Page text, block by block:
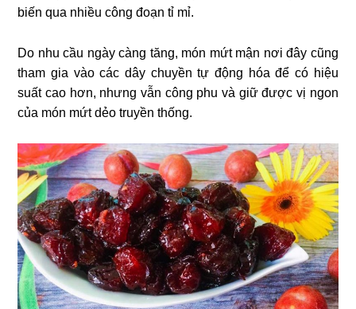
biến qua nhiều công đoạn tỉ mỉ.
Do nhu cầu ngày càng tăng, món mứt mận nơi đây cũng
tham gia vào các dây chuyền tự động hóa để có hiệu
suất cao hơn, nhưng vẫn công phu và giữ được vị ngon
của món mứt dẻo truyền thống.